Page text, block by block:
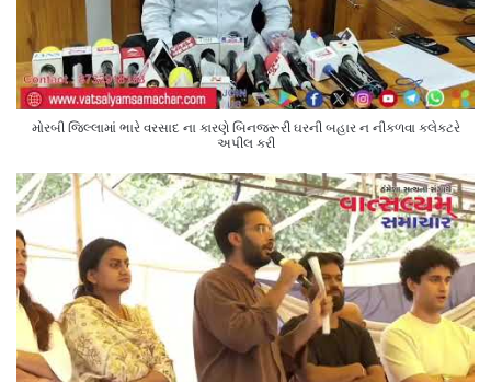
મોરબી જિલ્લામાં ભારે વરસાદ ના કારણે બિનજરૂરી ઘરની બહાર ન નીકળવા કલેક્ટરે
અપીલ કરી